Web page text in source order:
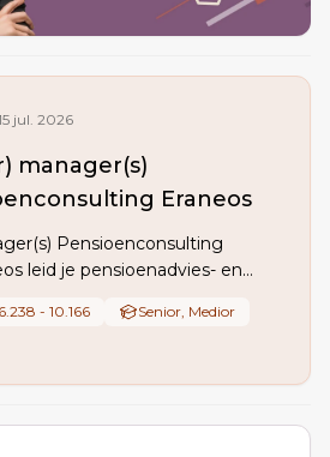
jul. 2026
manager(s)
Eraneos
Pensioenconsulting
leid je pensioenadvies- en
technologie en operatie,
(o.a. Wtp) en stuur je
6.238 - 10.166
Senior, Medior